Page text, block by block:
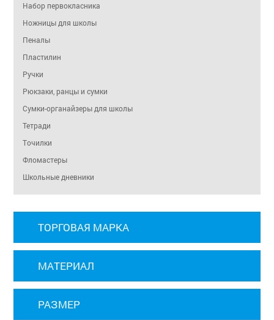
Набор первокласника
Ножницы для школы
Пеналы
Пластилин
Ручки
Рюкзаки, ранцы и сумки
Сумки-органайзеры для школы
Тетради
Точилки
Фломастеры
Школьные дневники
ТОРГОВАЯ МАРКА
МАТЕРИАЛ
РАЗМЕР